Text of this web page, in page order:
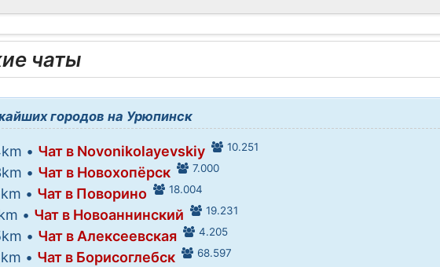
чаты
городов на Урюпинск
• Чат в Novonikolayevskiy 10.251
• Чат в Новохопёрск 7.000
• Чат в Поворино 18.004
• Чат в Новоаннинский 19.231
• Чат в Алексеевская 4.205
• Чат в Борисоглебск 68.597